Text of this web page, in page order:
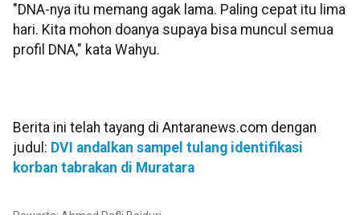
"DNA-nya itu memang agak lama. Paling cepat itu lima
hari. Kita mohon doanya supaya bisa muncul semua
profil DNA," kata Wahyu.
Berita ini telah tayang di Antaranews.com dengan
judul: DVI andalkan sampel tulang identifikasi
korban tabrakan di Muratara